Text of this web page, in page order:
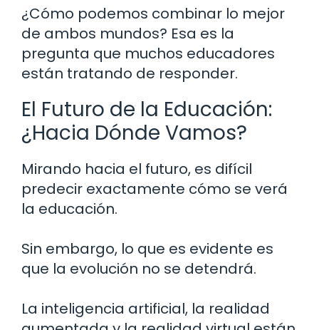
¿Cómo podemos combinar lo mejor
de ambos mundos? Esa es la
pregunta que muchos educadores
están tratando de responder.
El Futuro de la Educación:
¿Hacia Dónde Vamos?
Mirando hacia el futuro, es difícil
predecir exactamente cómo se verá
la educación.
Sin embargo, lo que es evidente es
que la evolución no se detendrá.
La inteligencia artificial, la realidad